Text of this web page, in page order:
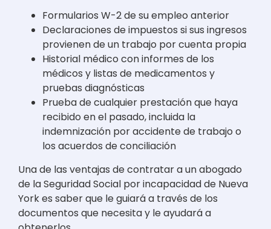
Formularios W-2 de su empleo anterior
Declaraciones de impuestos si sus ingresos
provienen de un trabajo por cuenta propia
Historial médico con informes de los
médicos y listas de medicamentos y
pruebas diagnósticas
Prueba de cualquier prestación que haya
recibido en el pasado, incluida la
indemnización por accidente de trabajo o
los acuerdos de conciliación
Una de las ventajas de contratar a un abogado
de la Seguridad Social por incapacidad de Nueva
York es saber que le guiará a través de los
documentos que necesita y le ayudará a